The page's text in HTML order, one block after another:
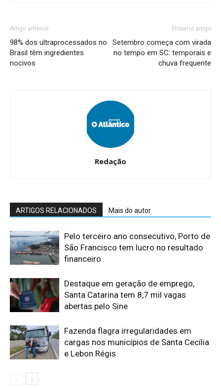
Artigo anterior
98% dos ultraprocessados no
Brasil têm ingredientes
nocivos
Próximo artigo
Setembro começa com virada
no tempo em SC: temporais e
chuva frequente
Redação
ARTIGOS RELACIONADOS Mais do autor
Pelo terceiro ano consecutivo, Porto de
São Francisco tem lucro no resultado
financeiro
Destaque em geração de emprego,
Santa Catarina tem 8,7 mil vagas
abertas pelo Sine
Fazenda flagra irregularidades em
cargas nos municípios de Santa Cecília
e Lebon Régis